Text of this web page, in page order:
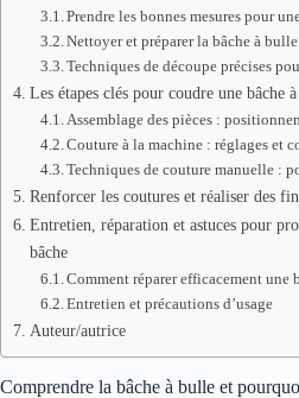
Prendre les bonnes mesures pour
Nettoyer et préparer la bâche à bulle
Techniques de découpe précises
Les étapes clés pour coudre une bâche
Assemblage des pièces :
Couture à la machine : réglages et
Techniques de couture manuelle :
Renforcer les coutures et réaliser des
Entretien, réparation et astuces pour
bâche
Comment réparer efficacement une
Entretien et précautions d’usage
Auteur/autrice
Comprendre la bâche à bulle et